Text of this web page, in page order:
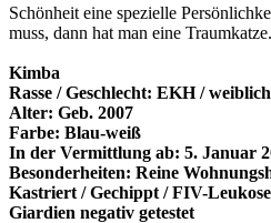
Schönheit eine spezielle
muss, dann hat man eine Traumkatze.
Kimba
Rasse / Geschlecht: EKH /
Alter: Geb. 2007
Farbe: Blau-weiß
In der Vermittlung ab: 5. Januar
Besonderheiten: Reine
Kastriert / Gechippt / FIV-
Giardien negativ getestet